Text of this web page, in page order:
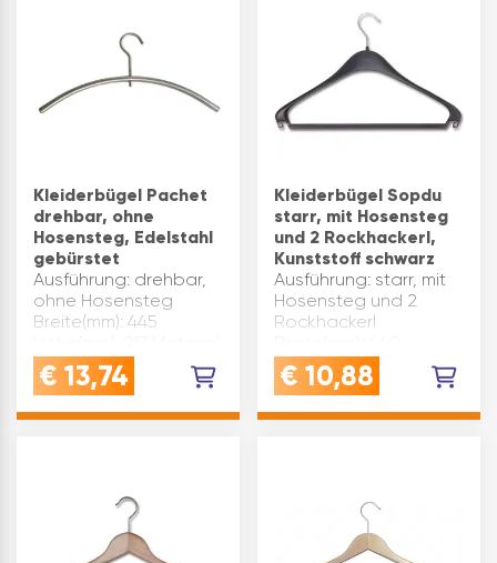
Kleiderbügel Pachet
drehbar, ohne
Hosensteg, Edelstahl
gebürstet
Ausführung: drehbar,
ohne Hosensteg
Breite(mm): 445
Edelstahl
Materialstärke(mm): 15
Produktart:
€ 13,74
Kleiderbügel Sopdu
starr, mit Hosensteg
und 2 Rockhackerl,
Kunststoff schwarz
Ausführung: starr, mit
Hosensteg und 2
Rockhackerl
Höhe(mm): 185
Material: Kunststoff
x 9 Marke: Hagspiel
€ 10,88